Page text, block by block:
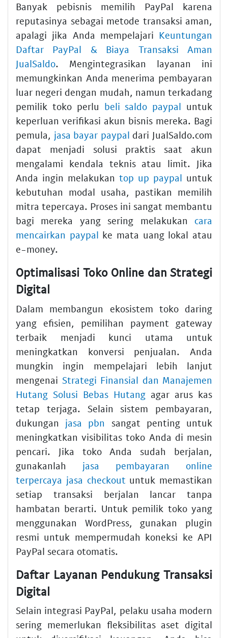
Banyak pebisnis memilih PayPal karena
reputasinya sebagai metode transaksi aman,
apalagi jika Anda mempelajari Keuntungan
Daftar PayPal & Biaya Transaksi Aman
JualSaldo. Mengintegrasikan layanan ini
memungkinkan Anda menerima pembayaran
luar negeri dengan mudah, namun terkadang
pemilik toko perlu beli saldo paypal untuk
keperluan verifikasi akun bisnis mereka. Bagi
pemula, jasa bayar paypal dari JualSaldo.com
dapat menjadi solusi praktis saat akun
mengalami kendala teknis atau limit. Jika
Anda ingin melakukan top up paypal untuk
kebutuhan modal usaha, pastikan memilih
mitra tepercaya. Proses ini sangat membantu
bagi mereka yang sering melakukan cara
mencairkan paypal ke mata uang lokal atau
e-money.
Optimalisasi Toko Online dan Strategi
Digital
Dalam membangun ekosistem toko daring
yang efisien, pemilihan payment gateway
terbaik menjadi kunci utama untuk
meningkatkan konversi penjualan. Anda
mungkin ingin mempelajari lebih lanjut
mengenai Strategi Finansial dan Manajemen
Hutang Solusi Bebas Hutang agar arus kas
tetap terjaga. Selain sistem pembayaran,
dukungan jasa pbn
sangat penting untuk
meningkatkan visibilitas toko Anda di mesin
pencari. Jika toko Anda sudah berjalan,
gunakanlah jasa pembayaran online
terpercaya jasa checkout untuk memastikan
setiap transaksi berjalan lancar tanpa
hambatan berarti. Untuk pemilik toko yang
menggunakan WordPress, gunakan plugin
resmi untuk mempermudah koneksi ke API
PayPal secara otomatis.
Daftar Layanan Pendukung Transaksi
Digital
Selain integrasi PayPal, pelaku usaha modern
sering memerlukan fleksibilitas aset digital